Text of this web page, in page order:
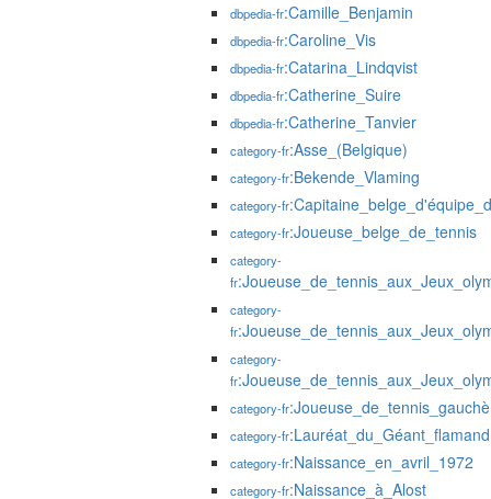
dbpedia-fr:Camille_Benjamin
dbpedia-fr:Caroline_Vis
dbpedia-fr:Catarina_Lindqvist
dbpedia-fr:Catherine_Suire
dbpedia-fr:Catherine_Tanvier
category-fr:Asse_(Belgique)
category-fr:Bekende_Vlaming
category-fr
category-fr:Joueuse_belge_de_tennis
category-
fr
category-
fr
category-
fr
category-fr
category-fr:Lauréat_du_Géant_flamand
category-fr:Naissance_en_avril_1972
category-fr:Naissance_à_Alost